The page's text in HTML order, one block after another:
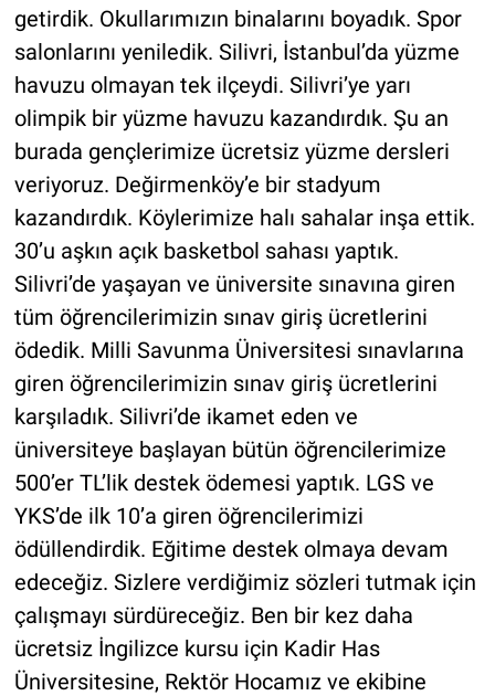
getirdik. Okullarımızın binalarını boyadık. Spor
salonlarını yeniledik. Silivri, İstanbul’da yüzme
havuzu olmayan tek ilçeydi. Silivri’ye yarı
olimpik bir yüzme havuzu kazandırdık. Şu an
burada gençlerimize ücretsiz yüzme dersleri
veriyoruz. Değirmenköy’e bir stadyum
kazandırdık. Köylerimize halı sahalar inşa ettik.
30’u aşkın açık basketbol sahası yaptık.
Silivri’de yaşayan ve üniversite sınavına giren
tüm öğrencilerimizin sınav giriş ücretlerini
ödedik. Milli Savunma Üniversitesi sınavlarına
giren öğrencilerimizin sınav giriş ücretlerini
karşıladık. Silivri’de ikamet eden ve
üniversiteye başlayan bütün öğrencilerimize
500’er TL’lik destek ödemesi yaptık. LGS ve
YKS’de ilk 10’a giren öğrencilerimizi
ödüllendirdik. Eğitime destek olmaya devam
edeceğiz. Sizlere verdiğimiz sözleri tutmak için
çalışmayı sürdüreceğiz. Ben bir kez daha
ücretsiz İngilizce kursu için Kadir Has
Üniversitesine, Rektör Hocamız ve ekibine